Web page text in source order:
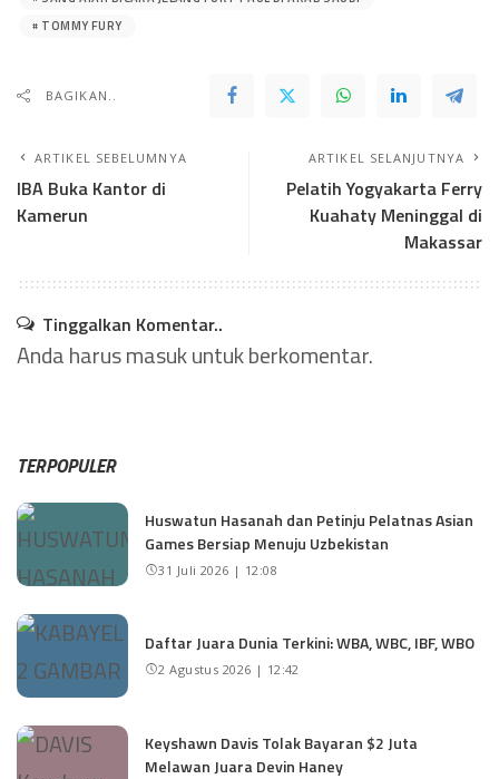
TOMMY FURY
BAGIKAN..
ARTIKEL SEBELUMNYA
IBA Buka Kantor di
Kamerun
ARTIKEL SELANJUTNYA
Pelatih Yogyakarta Ferry
Kuahaty Meninggal di
Makassar
Tinggalkan Komentar..
Anda harusmasukuntuk berkomentar.
TERPOPULER
Huswatun Hasanah dan Petinju Pelatnas Asian
Games Bersiap Menuju Uzbekistan
31 Juli 2026 | 12:08
Daftar Juara Dunia Terkini: WBA, WBC, IBF, WBO
2 Agustus 2026 | 12:42
Keyshawn Davis Tolak Bayaran $2 Juta
Melawan Juara Devin Haney